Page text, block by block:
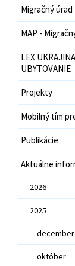
Migračný úrad
MAP -
LEX
UBYTOVANIE
Projekty
Mobilný tím
Publikácie
Aktuálne
2026
2025
december
október